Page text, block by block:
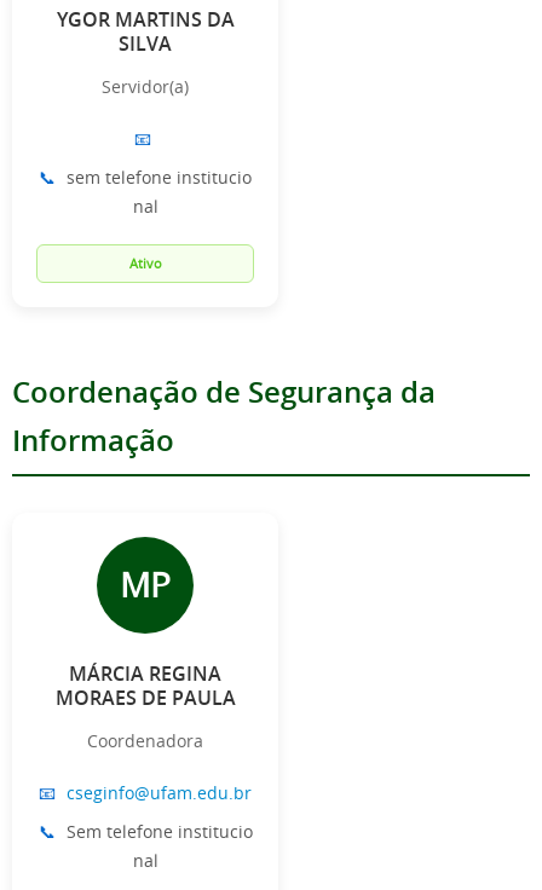
YGOR MARTINS DA
SILVA
Servidor(a)
📧
📞 sem telefone institucio
nal
Ativo
Coordenação de Segurança da
Informação
MP
MÁRCIA REGINA
MORAES DE PAULA
Coordenadora
📧 cseginfo@ufam.edu.br
📞 Sem telefone institucio
nal